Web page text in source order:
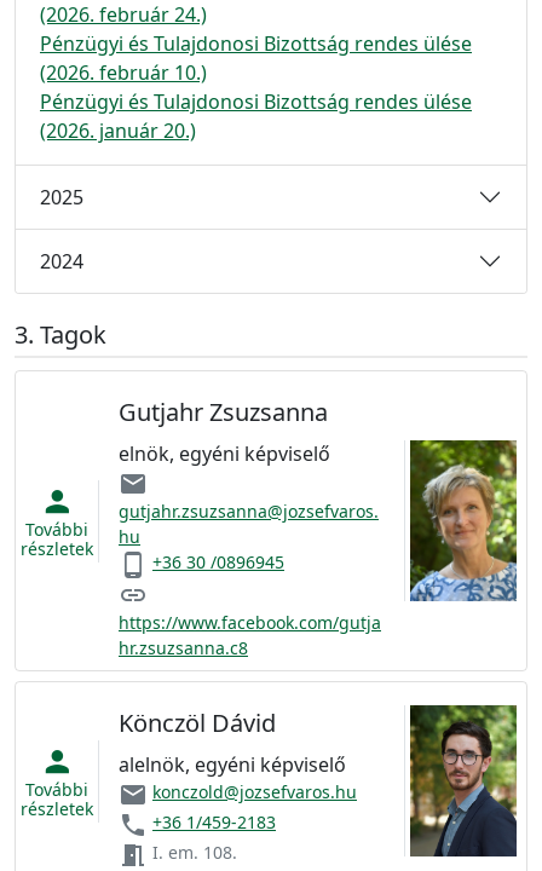
(2026. február 24.)
Pénzügyi és Tulajdonosi Bizottság rendes ülése
(2026. február 10.)
Pénzügyi és Tulajdonosi Bizottság rendes ülése
(2026. január 20.)
2025
2024
Tagok
person
További
részletek
Gutjahr Zsuzsanna
elnök, egyéni képviselő
email
gutjahr.zsuzsanna@jozsefvaros.
hu
phone_android +36 30 /0896945
link
https://www.facebook.com/gutja
hr.zsuzsanna.c8
person
További
részletek
Könczöl Dávid
alelnök, egyéni képviselő
email konczold@jozsefvaros.hu
phone +36 1/459-2183
meeting_room I. em. 108.